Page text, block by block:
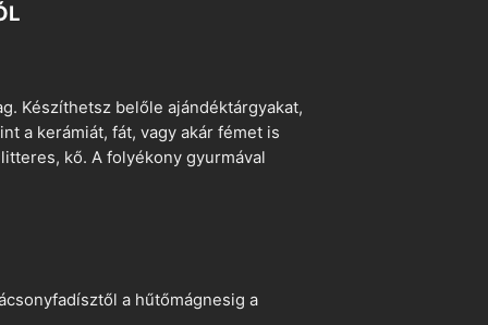
Készíthetsz belőle ajándéktárgyakat,
a kerámiát, fát, vagy akár fémet is
kő. A folyékony gyurmával
a hűtőmágnesig a